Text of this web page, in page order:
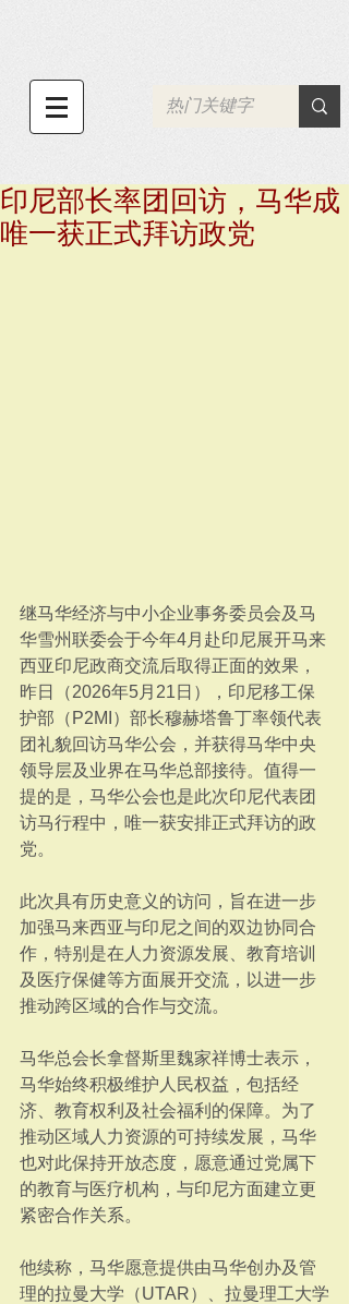
印尼部长率团回访，马华成
唯一获正式拜访政党
继马华经济与中小企业事务委员会及马
华雪州联委会于今年4月赴印尼展开马来
西亚印尼政商交流后取得正面的效果，
昨日（2026年5月21日），印尼移工保
护部（P2MI）部长穆赫塔鲁丁率领代表
团礼貌回访马华公会，并获得马华中央
领导层及业界在马华总部接待。值得一
提的是，马华公会也是此次印尼代表团
访马行程中，唯一获安排正式拜访的政
党。
此次具有历史意义的访问，旨在进一步
加强马来西亚与印尼之间的双边协同合
作，特别是在人力资源发展、教育培训
及医疗保健等方面展开交流，以进一步
推动跨区域的合作与交流。
马华总会长拿督斯里魏家祥博士表示，
马华始终积极维护人民权益，包括经
济、教育权利及社会福利的保障。为了
推动区域人力资源的可持续发展，马华
也对此保持开放态度，愿意通过党属下
的教育与医疗机构，与印尼方面建立更
紧密合作关系。
他续称，马华愿意提供由马华创办及管
理的拉曼大学（UTAR）、拉曼理工大学